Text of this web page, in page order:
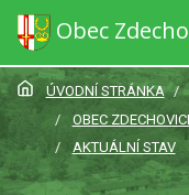
Obec
ÚVODNÍ STRÁNKA
OBEC
AKTUÁLNÍ STAV